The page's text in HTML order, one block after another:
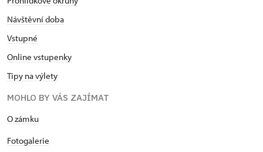
Návštěvní doba
Vstupné
Online vstupenky
Tipy na výlety
MOHLO BY VÁS ZAJÍMAT
O zámku
Fotogalerie